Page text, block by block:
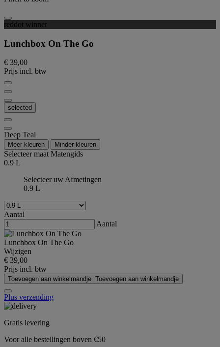
reddot winner
Lunchbox On The Go
€ 39,00
Prijs incl. btw
selected
Deep Teal
Meer kleuren Minder kleuren
Selecteer maatMatengids
0.9 L
Selecteer uw Afmetingen
0.9 L
Aantal
Aantal
Lunchbox On The Go
Wijzigen
€ 39,00
Prijs incl. btw
Toevoegen aan winkelmandje Toevoegen aan winkelmandje
Plus verzending
Gratis levering
Voor alle bestellingen boven €50